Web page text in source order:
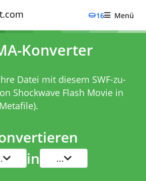
16 Menü
Konverter
Datei mit diesem SWF-zu-
Shockwave Flash Movie in
in ...